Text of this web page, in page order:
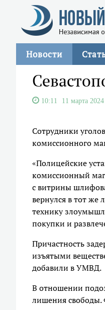
Новости
10:11 11 марта 2024
Сотрудники
комиссионного
«Полицейские
комиссионный
с витрины
вернулся в тот
технику
покупки и
Причастность
изъятыми
добавили в УМВД.
В отношении
лишения свободы.